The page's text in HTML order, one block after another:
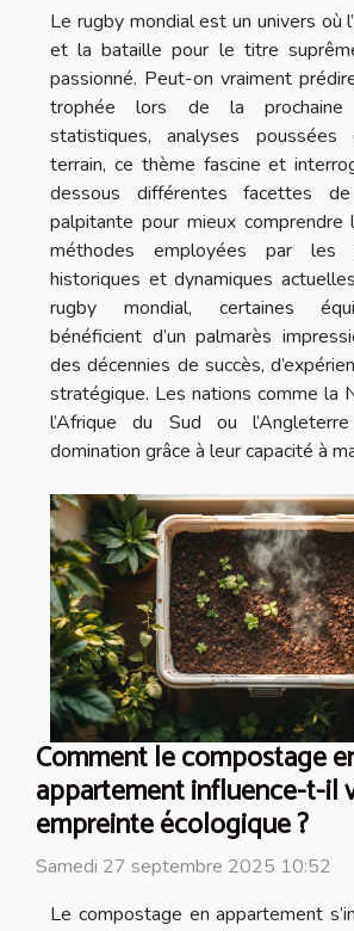
Le rugby mondial est un univers où
et la bataille pour le titre
passionné. Peut-on vraiment
trophée lors de la prochaine
statistiques, analyses
terrain, ce thème fascine et
dessous différentes facettes
palpitante pour mieux
méthodes employées par les
historiques et dynamiques
rugby mondial, certaines
bénéficient d’un palmarès
des décennies de succès,
stratégique. Les nations comme la
l’Afrique du Sud ou
domination grâce à leur capacité à
Comment le compostage
appartement influence-t-il
empreinte écologique ?
Samedi 27 septembre 2025 10:52
Le compostage en appartement